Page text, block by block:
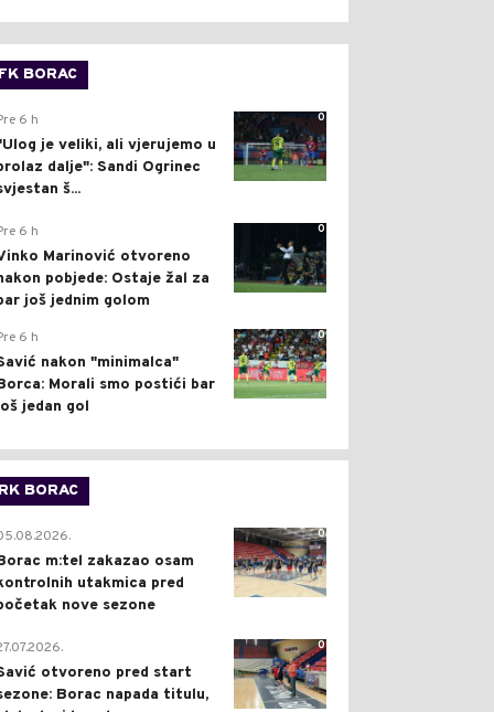
FK BORAC
0
6 h
je veliki, ali vjerujemo u
dalje": Sandi Ogrinec
š...
0
6 h
Marinović otvoreno
pobjede: Ostaje žal za
još jednim golom
0
6 h
nakon "minimalca"
Morali smo postići bar
jedan gol
RK BORAC
0
m:tel zakazao osam
utakmica pred
nove sezone
0
otvoreno pred start
Borac napada titulu,